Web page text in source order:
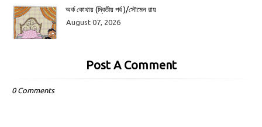
অর্ক কোথায় (দ্বিতীয় পর্ব )/সৌমেন রায়
August 07, 2026
Post A Comment
0 Comments